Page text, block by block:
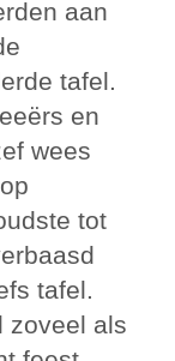
aan
tafel.
en
wees
tot
tafel.
zoveel als